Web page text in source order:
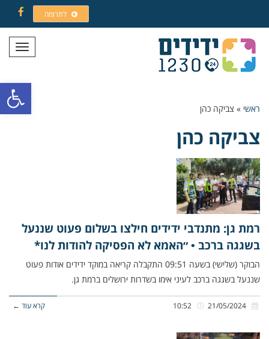
פתח
לתרומה
תפריט
ראשי » צביקה כהן
צביקה כהן
רמת גן: מתנדבי ידידים חילצו בשלום פעוט שננעל
בשגגה ברכב • ״האמא לא הפסיקה להודות לנו*
הבוקר (שלישי) בשעה 09:51 התקבלה קריאה במוקד ידידים אודות פעוט
שננעל בשגגה ברכב לעיני אימו בשדרות ירושלים ברמת גן.
קרא עוד ←